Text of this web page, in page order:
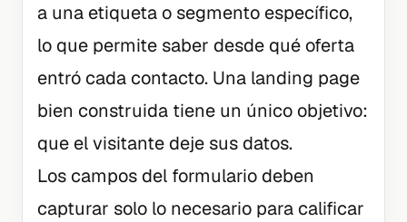
a una etiqueta o segmento específico,
lo que permite saber desde qué oferta
entró cada contacto. Una landing page
bien construida tiene un único objetivo:
que el visitante deje sus datos.
Los campos del formulario deben
capturar solo lo necesario para calificar